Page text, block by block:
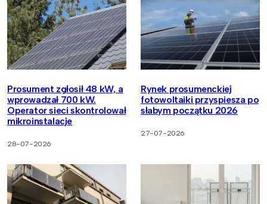
Prosument zgłosił 48 kW, a
wprowadzał 700 kW.
Operator sieci skontrolował
mikroinstalacje
28-07-2026
Rynek prosumenckiej
fotowoltaiki przyspiesza po
słabym początku 2026
27-07-2026